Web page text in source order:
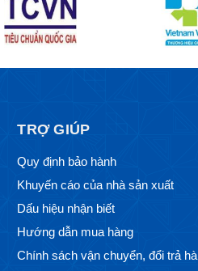
TRỢ GIÚP
Quy định bảo hành
Khuyến cáo của nhà sản xuất
Dấu hiệu nhận biết
Hướng dẫn mua hàng
Chính sách vận chuyển, đổi trả